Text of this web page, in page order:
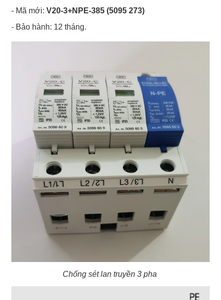
- Mã mới: V20-3+NPE-385 (5095 273)
- Bảo hành: 12 tháng.
Chống sét lan truyền 3 pha